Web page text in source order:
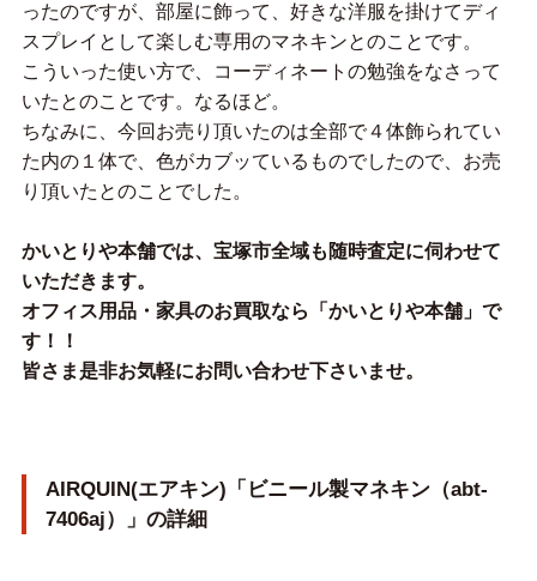
ったのですが、部屋に飾って、好きな洋服を掛けてディ
スプレイとして楽しむ専用のマネキンとのことです。
こういった使い方で、コーディネートの勉強をなさって
いたとのことです。なるほど。
ちなみに、今回お売り頂いたのは全部で４体飾られてい
た内の１体で、色がカブッているものでしたので、お売
り頂いたとのことでした。
かいとりや本舗では、宝塚市全域も随時査定に伺わせて
いただきます。
オフィス用品・家具のお買取なら「かいとりや本舗」で
す！！
皆さま是非お気軽にお問い合わせ下さいませ。
AIRQUIN(エアキン)「ビニール製マネキン（abt-
7406aj）」の詳細